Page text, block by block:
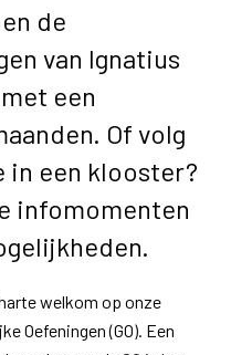
de
van Ignatius
een
Of volg
in een klooster?
infomomenten
welkom op onze
Oefeningen (GO). Een